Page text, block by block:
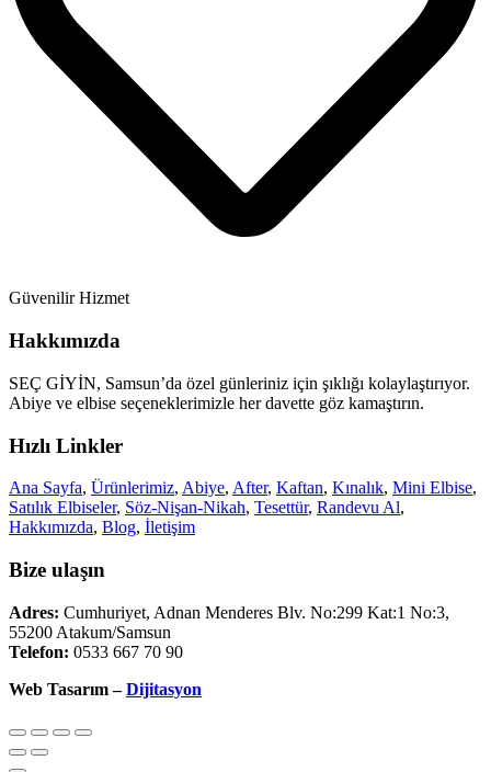
Güvenilir Hizmet
Hakkımızda
SEÇ GİYİN, Samsun’da özel günleriniz için şıklığı kolaylaştırıyor.
Abiye ve elbise seçeneklerimizle her davette göz kamaştırın.
Hızlı Linkler
Ana Sayfa, Ürünlerimiz, Abiye, After, Kaftan, Kınalık, Mini Elbise,
Satılık Elbiseler, Söz-Nişan-Nikah, Tesettür, Randevu Al,
Hakkımızda, Blog, İletişim
Bize ulaşın
Adres: Cumhuriyet, Adnan Menderes Blv. No:299 Kat:1 No:3,
55200 Atakum/Samsun
Telefon: 0533 667 70 90
Web Tasarım –Dijitasyon